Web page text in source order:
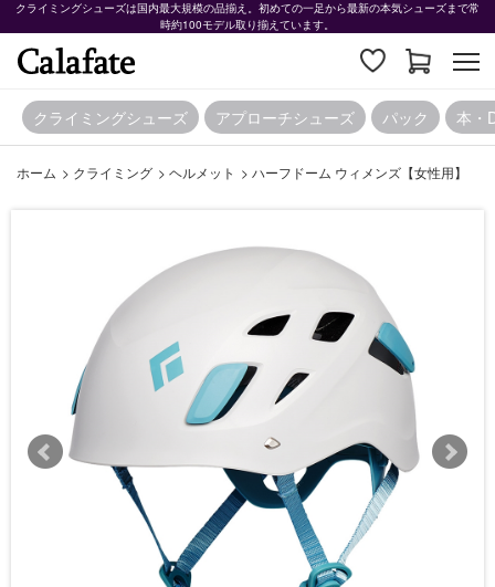
クライミングシューズは国内最大規模の品揃え。初めての一足から最新の本気シューズまで常
時約100モデル取り揃えています。
クライミングシューズ アプローチシューズ パック 本・
ホーム > クライミング > ヘルメット > ハーフドーム ウィメンズ【女性用】